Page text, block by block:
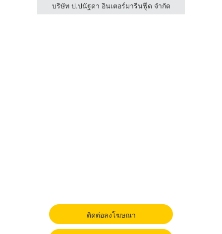
บริษัท ป.ปนัฐดา อินเตอร์มารีนฟู๊ด จำกัด
ติดต่อลงโฆษณา